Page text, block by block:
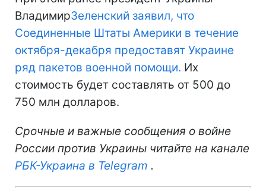
ВладимирЗеленский заявил, что
Соединенные Штаты Америки в течение
октября-декабря предоставят Украине
ряд пакетов военной помощи. Их
стоимость будет составлять от 500 до
750 млн долларов.
Срочные и важные сообщения о войне
России против Украины читайте на канале
РБК-Украина в Telegram .